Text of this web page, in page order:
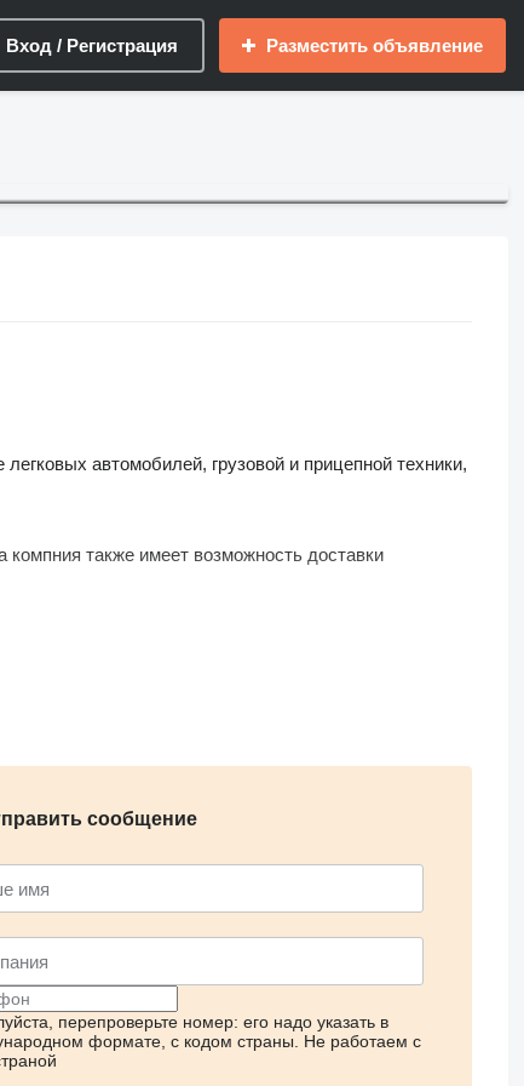
Вход / Регистрация Разместить объявление
автомобилей, грузовой и прицепной техники,
также имеет возможность доставки
сделку.
сообщение
перепроверьте номер: его надо указать в
формате, с кодом страны.
Не работаем с